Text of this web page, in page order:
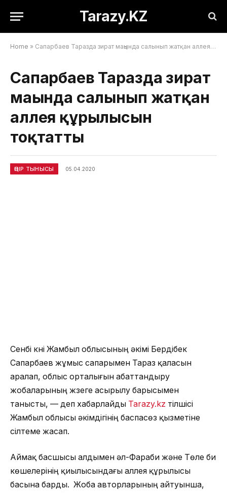
Tarazy.KZ
Home » Сапарбаев Таразда зират маңында салынып жатқан аллея құрылысын тоқтатты
Сапарбаев Таразда зират
маңында салынып жатқан
аллея құрылысын
тоқтатты
ӨҢІР ТЫНЫСЫ 05.04.2020
Сенбі күні Жамбыл облысының әкімі Бердібек
Сапарбаев жұмыс сапарымен Тараз қаласын
аралап, облыс орталығын абаттандыру
жобаларының жүзеге асырылу барысымен
танысты, — деп хабарлайды Tarazy.kz тілшісі
Жамбыл облысы әкімдігінің баспасөз қызметіне
сілтеме жасап.
Аймақ басшысы алдымен әл-Фараби және Төле би
көшелерінің қиылысындағы аллея құрылысы
басына барды. Жоба авторларының айтуынша,